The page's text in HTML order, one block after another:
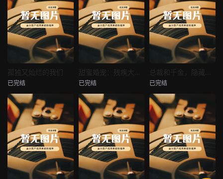
未知
孤独又灿烂的我们
已完结
热播
未知
已完结
热播
未知
已完结